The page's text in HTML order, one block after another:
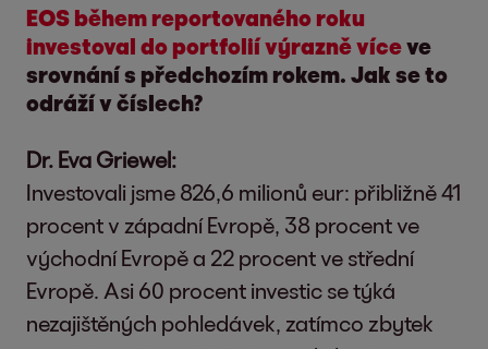
EOS během reportovaného roku
investoval do portfolií výrazně víceve
srovnání s předchozím rokem. Jak se to
odráží v číslech?
Dr. Eva Griewel:
Investovali jsme 826,6 milionů eur: přibližně 41
procent v západní Evropě, 38 procent ve
východní Evropě a 22 procent ve střední
Evropě. Asi 60 procent investic se týká
nezajištěných pohledávek, zatímco zbytek